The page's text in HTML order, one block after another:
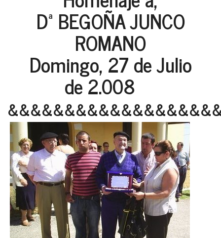
Dª BEGOÑA JUNCO
ROMANO
Domingo, 27 de Julio
de 2.008